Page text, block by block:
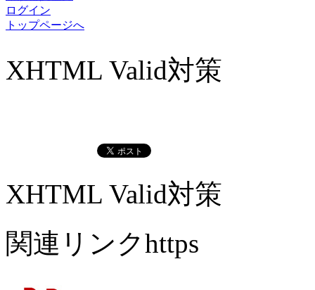
ログイン
トップページへ
XHTML Valid対策
XHTML Valid対策
関連リンクhttps